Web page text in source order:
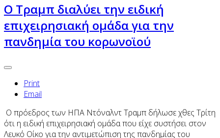
O Tραμπ διαλύει την ειδική
επιχειρησιακή ομάδα για την
πανδημία του κορωνοϊού
Print
Email
Ο πρόεδρος των ΗΠΑ Ντόναλντ Τραμπ δήλωσε χθες Τρίτη
ότι η ειδική επιχειρησιακή ομάδα που είχε συστήσει στον
Λευκό Οίκο για την αντιμετώπιση της πανδημίας του